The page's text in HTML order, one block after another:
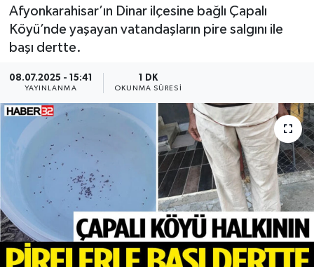
Afyonkarahisar’ın Dinar ilçesine bağlı Çapalı
Köyü’nde yaşayan vatandaşların pire salgını ile
başı dertte.
08.07.2025 - 15:41
YAYINLANMA
1 DK
OKUNMA SÜRESI
BİLİM VE TEKNOLOJİ
GENEL
Güncel
HABERDE İNSAN
İlginç
KÜLTÜR SANAT
Tüm Manşetler
Haber Arşivi